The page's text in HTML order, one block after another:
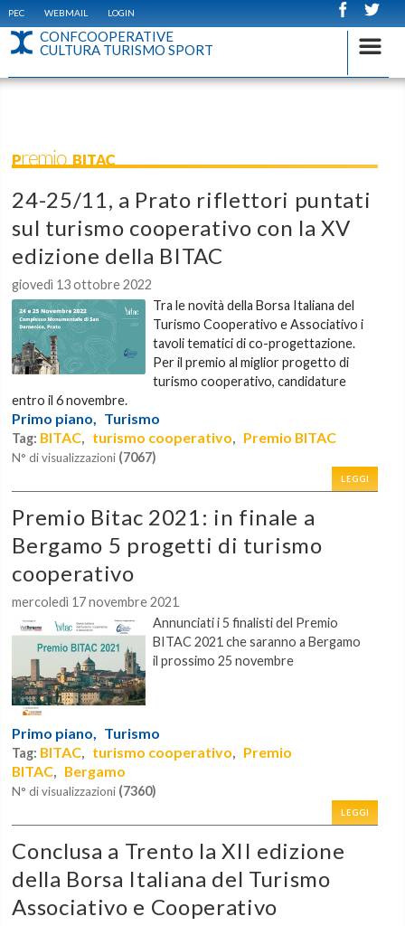
PEC WEBMAIL LOGIN
CONFCOOPERATIVE
CULTURA TURISMO SPORT
Premio BITAC
24-25/11, a Prato riflettori puntati
sul turismo cooperativo con la XV
edizione della BITAC
giovedì 13 ottobre 2022
Tra le novità della Borsa Italiana del
Turismo Cooperativo e Associativo i
tavoli tematici di co-progettazione.
Per il premio al miglior progetto di
turismo cooperativo, candidature
entro il 6 novembre.
Primo piano, Turismo
Tag: BITAC, turismo cooperativo, Premio BITAC
N° di visualizzazioni (7067)
LEGGI
Premio Bitac 2021: in finale a
Bergamo 5 progetti di turismo
cooperativo
mercoledì 17 novembre 2021
Annunciati i 5 finalisti del Premio
BITAC 2021 che saranno a Bergamo
il prossimo 25 novembre
Primo piano, Turismo
Tag: BITAC, turismo cooperativo, Premio
BITAC, Bergamo
N° di visualizzazioni (7360)
LEGGI
Conclusa a Trento la XII edizione
della Borsa Italiana del Turismo
Associativo e Cooperativo